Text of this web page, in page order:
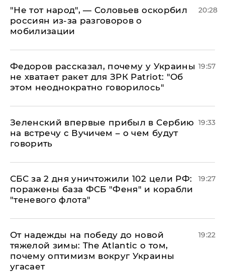
​"Не тот народ", — Соловьев оскорбил
россиян из-за разговоров о
мобилизации
20:28
Федоров рассказал, почему у Украины
не хватает ракет для ЗРК Patriot: "Об
этом неоднократно говорилось"
19:57
Зеленский впервые прибыл в Сербию
на встречу с Вучичем – о чем будут
говорить
19:33
СБС за 2 дня уничтожили 102 цели РФ:
поражены база ФСБ "Феня" и корабли
"теневого флота"
19:27
От надежды на победу до новой
тяжелой зимы: The Atlantic о том,
почему оптимизм вокруг Украины
угасает
19:22